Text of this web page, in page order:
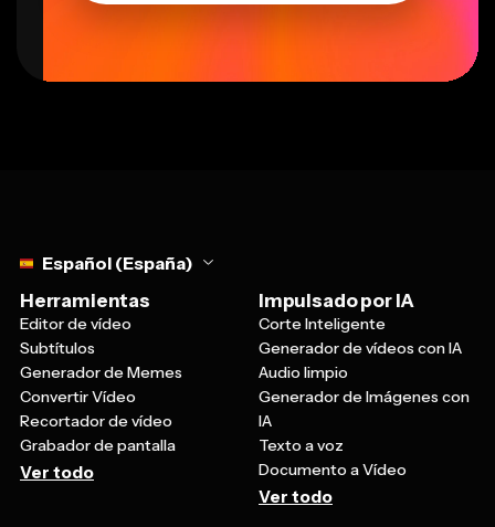
Español (España)
Herramientas
Editor de vídeo
Subtítulos
Generador de Memes
Convertir Vídeo
Recortador de vídeo
Grabador de pantalla
Ver todo
Impulsado por IA
Corte Inteligente
Generador de vídeos con IA
Audio limpio
Generador de Imágenes con
IA
Texto a voz
Documento a Vídeo
Ver todo